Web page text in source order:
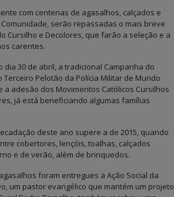
com centenas de agasalhos, calçados e
serão repassadas o mais breve
Cursilho e Decolores, que farão a seleção e a
carentes.
dia 30 de abril, a tradicional Campanha do
Pelotão da Polícia Militar de Mundo
a adesão dos Movimentos Católicos Cursilhos
já está beneficiando algumas famílias
deste ano supere a de 2015, quando
cobertores, lençóis, toalhas, calçados
e de verão, além de brinquedos.
foram entregues a Ação Social da
um pastor evangélico que mantém um projeto